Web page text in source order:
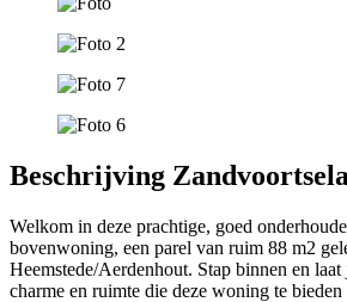
Beschrijving
Welkom in deze prachtige, goed
bovenwoning, een parel van ruim 88 m2
Heemstede/Aerdenhout. Stap binnen en laat
charme en ruimte die deze woning te bieden